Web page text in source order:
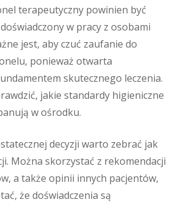
terapeutyczny powinien być
w pracy z osobami
jest, aby czuć zaufanie do
ponieważ otwarta
skutecznego leczenia.
jakie standardy higieniczne
w ośrodku.
decyzji warto zebrać jak
Można skorzystać z rekomendacji
a także opinii innych pacjentów,
że doświadczenia są